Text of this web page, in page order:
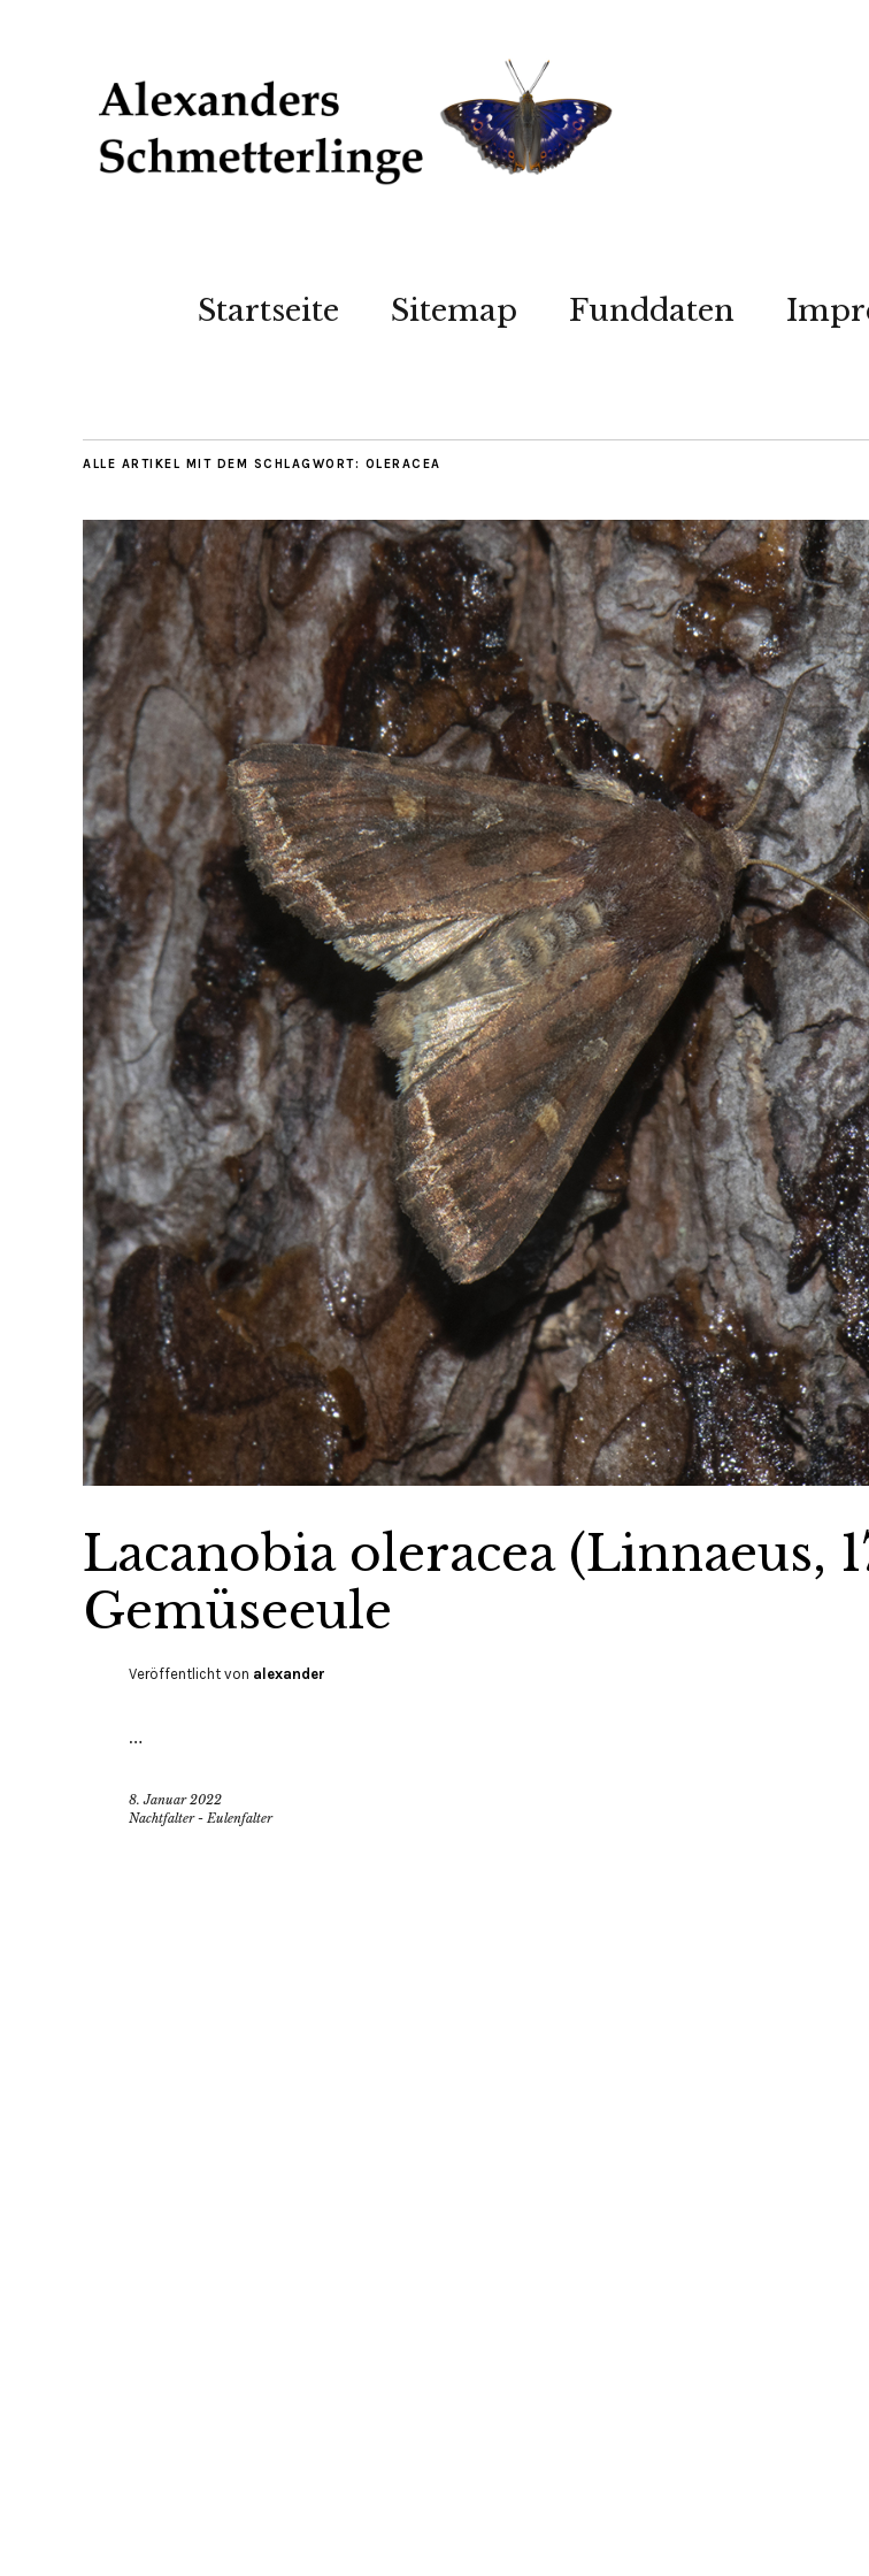
Startseite Sitemap Funddaten
ALLE ARTIKEL MIT DEM SCHLAGWORT: OLERACEA
Lacanobia oleracea (Linnaeus,
Gemüseeule
Veröffentlicht von alexander
…
8. Januar 2022
Nachtfalter - Eulenfalter